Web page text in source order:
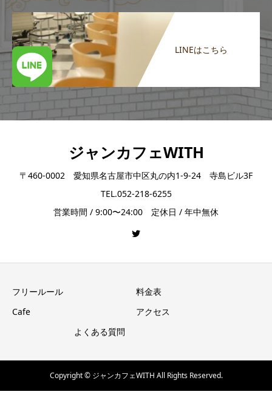
LINEはこちら
ジャンカフェWITH
〒460-0002 愛知県名古屋市中区丸の内1-9-24 寺島ビル3F
TEL.052-218-6255
営業時間 / 9:00〜24:00 定休日 / 年中無休
フリールール
料金表
Cafe
アクセス
よくある質問
Copyright © ジャンカフェWITH All Rights Reserved.